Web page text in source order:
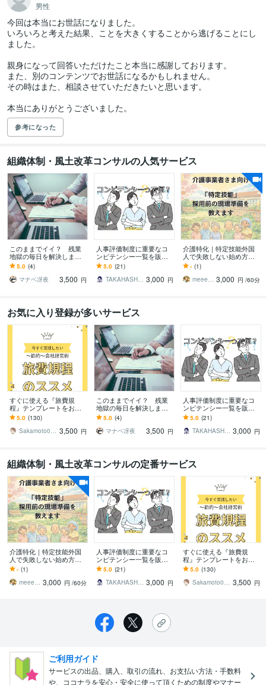
男性
今回は本当にお世話になりました。
いろいろと考えた結果、ことを大きくすることから逃げることにし
ました。
親身になって回答いただけたこと本当に感謝しております。
また、別のコンテンツでお世話になるかもしれません。
その時はまた、相談させていただきたいと思います。
本当にありがとうございました。
参考になった
組織体制・風土改革コンサルの人気サービス
このままでイイ？ 残業
地獄の毎日を解決します
DM相談からでもOK！ま
とまらない現状も的確に
読み解きます
5.0 (4)
マナベ冴夜
3,500 円
人事評価制度に重要なコ
ンピテンシー一覧を販売
します 人事評価制度を構
築したい方へ！大変重要
な項目です！
5.0 (21)
TAKAHASHI0000 3,000 円
介護特化｜特定技能外国
人で失敗しない始め方教
えます 外国人の活躍は事
前準備で決まります！今
から現場を整えましょう
- (1)
meeet310 3,000 円 /60分
お気に入り登録が多いサービス
すぐに使える『旅費規
程』テンプレートをお渡
しします 効果的な経費削
減に取り組めます
5.0 (130)
Sakamoto0818 3,500 円
このままでイイ？ 残業
地獄の毎日を解決します
DM相談からでもOK！ま
とまらない現状も的確に
読み解きます
5.0 (4)
マナベ冴夜
3,500 円
人事評価制度に重要なコ
ンピテンシー一覧を販売
します 人事評価制度を構
築したい方へ！大変重要
な項目です！
5.0 (21)
TAKAHASHI0000 3,000 円
組織体制・風土改革コンサルの定番サービス
介護特化｜特定技能外国
人で失敗しない始め方教
えます 外国人の活躍は事
前準備で決まります！今
から現場を整えましょう
- (1)
meeet310 3,000 円 /60分
人事評価制度に重要なコ
ンピテンシー一覧を販売
します 人事評価制度を構
築したい方へ！大変重要
な項目です！
5.0 (21)
TAKAHASHI0000 3,000 円
すぐに使える『旅費規
程』テンプレートをお渡
しします 効果的な経費削
減に取り組めます
5.0 (130)
Sakamoto0818 3,500 円
ご利用ガイド
サービスの出品、購入、取引の流れ、お支払い方法・手数料
や、ココナラを安心・安全に使って頂くための制度やマナー